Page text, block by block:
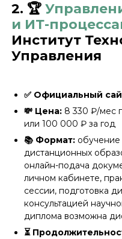
2. 🏆
и ИТ-
Институт
Управления
✅ Официальный
💸 Цена: 8 330 ₽/мес
или 100 000 ₽ за год
📚 Формат:
дистанционных
онлайн-подача
личном кабинете,
сессии, подготовка
консультацией
диплома возможна
⏳